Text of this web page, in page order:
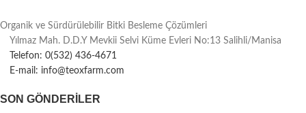
Organik ve Sürdürülebilir Bitki Besleme Çözümleri
Yılmaz Mah. D.D.Y Mevkii Selvi Küme Evleri No:13 Salihli/Manisa
Telefon: 0(532) 436-4671
E-mail: info@teoxfarm.com
SON GÖNDERILER